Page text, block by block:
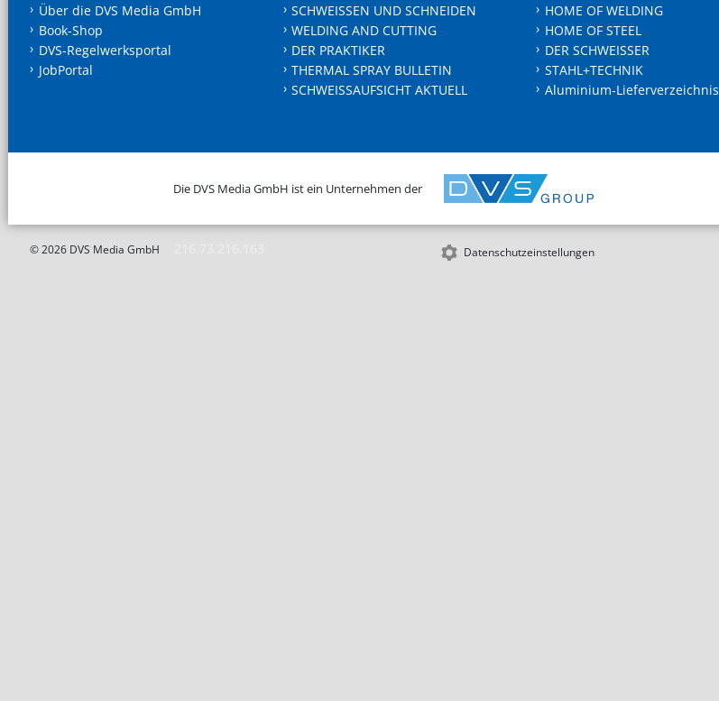
Über die DVS Media GmbH
Book-Shop
DVS-Regelwerksportal
JobPortal
SCHWEISSEN UND SCHNEIDEN
WELDING AND CUTTING
DER PRAKTIKER
THERMAL SPRAY BULLETIN
SCHWEISSAUFSICHT AKTUELL
HOME OF WELDING
HOME OF STEEL
DER SCHWEISSER
STAHL+TECHNIK
Aluminium-Lieferverzeichnis
Die DVS Media GmbH ist ein Unternehmen der
© 2026 DVS Media GmbH Datenschutzeinstellungen